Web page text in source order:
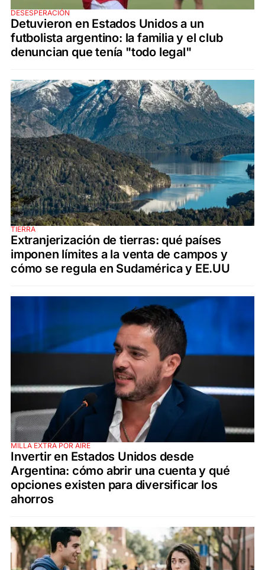
DESESPERACIÓN
Detuvieron en Estados Unidos a un
futbolista argentino: la familia y el club
denuncian que tenía "todo legal"
TIERRA
Extranjerización de tierras: qué países
imponen límites a la venta de campos y
cómo se regula en Sudamérica y EE.UU
MILLA EXTRA POR AIRE
Invertir en Estados Unidos desde
Argentina: cómo abrir una cuenta y qué
opciones existen para diversificar los
ahorros